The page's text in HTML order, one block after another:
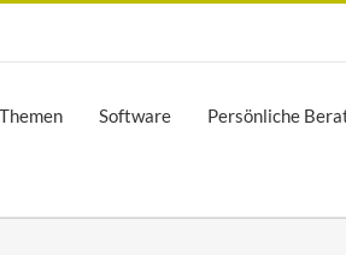
Themen Software Persönliche